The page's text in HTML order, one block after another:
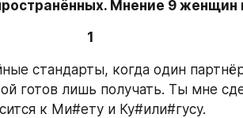
Мнение 9 женщин
1
стандарты, когда один
готов лишь получать. Ты мне
к Ми#ету и Ку#или#гусу.